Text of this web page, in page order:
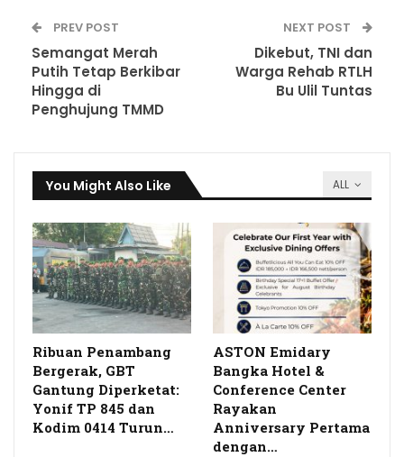
PREV POST
Semangat Merah
Putih Tetap Berkibar
Hingga di
Penghujung TMMD
NEXT POST
Dikebut, TNI dan
Warga Rehab RTLH
Bu Ulil Tuntas
ALL
You Might Also Like
Ribuan Penambang
Bergerak, GBT
Gantung Diperketat:
Yonif TP 845 dan
Kodim 0414 Turun…
ASTON Emidary
Bangka Hotel &
Conference Center
Rayakan
Anniversary Pertama
dengan…